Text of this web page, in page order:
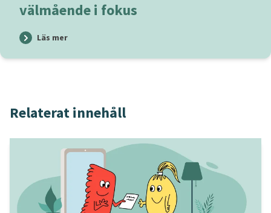
välmående i fokus
Läs mer
Relaterat innehåll